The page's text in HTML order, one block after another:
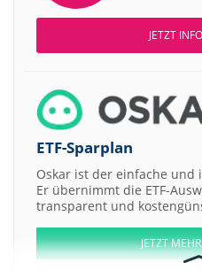
JETZT
ETF-Sparplan
Oskar ist der einfache und
Er übernimmt die ETF-
transparent und
JETZT